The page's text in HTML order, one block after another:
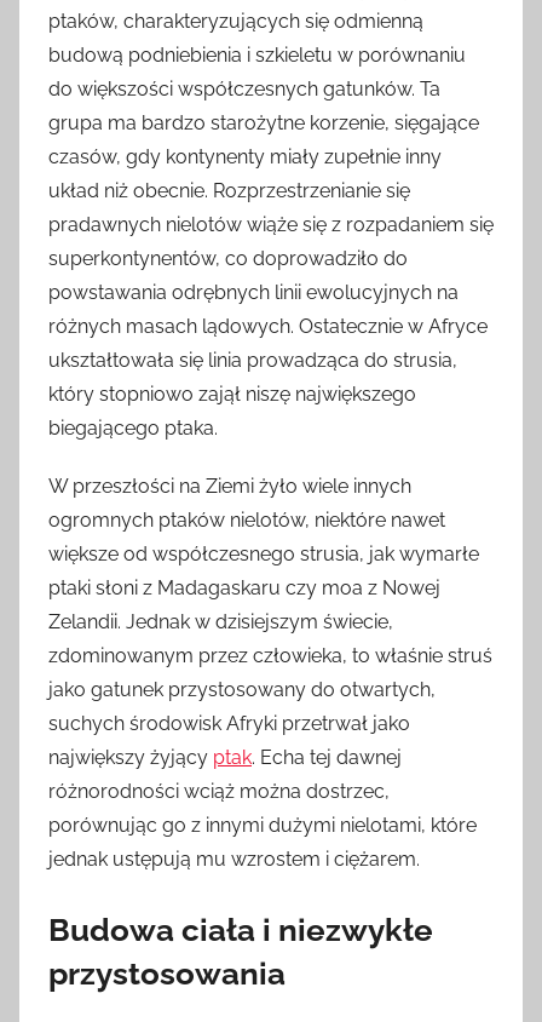
ptaków, charakteryzujących się odmienną
budową podniebienia i szkieletu w porównaniu
do większości współczesnych gatunków. Ta
grupa ma bardzo starożytne korzenie, sięgające
czasów, gdy kontynenty miały zupełnie inny
układ niż obecnie. Rozprzestrzenianie się
pradawnych nielotów wiąże się z rozpadaniem się
superkontynentów, co doprowadziło do
powstawania odrębnych linii ewolucyjnych na
różnych masach lądowych. Ostatecznie w Afryce
ukształtowała się linia prowadząca do strusia,
który stopniowo zajął niszę największego
biegającego ptaka.
W przeszłości na Ziemi żyło wiele innych
ogromnych ptaków nielotów, niektóre nawet
większe od współczesnego strusia, jak wymarłe
ptaki słoni z Madagaskaru czy moa z Nowej
Zelandii. Jednak w dzisiejszym świecie,
zdominowanym przez człowieka, to właśnie struś
jako gatunek przystosowany do otwartych,
suchych środowisk Afryki przetrwał jako
największy żyjący ptak. Echa tej dawnej
różnorodności wciąż można dostrzec,
porównując go z innymi dużymi nielotami, które
jednak ustępują mu wzrostem i ciężarem.
Budowa ciała i niezwykłe
przystosowania